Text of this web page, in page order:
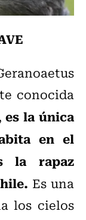
conocida
es la única
en el
la rapaz
Es una
los cielos